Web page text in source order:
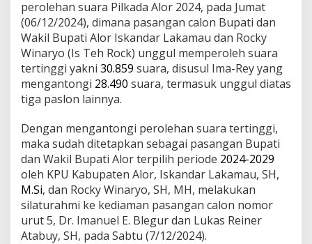
perolehan suara Pilkada Alor 2024, pada Jumat
(06/12/2024), dimana pasangan calon Bupati dan
Wakil Bupati Alor Iskandar Lakamau dan Rocky
Winaryo (Is Teh Rock) unggul memperoleh suara
tertinggi yakni 30.859 suara, disusul Ima-Rey yang
mengantongi 28.490 suara, termasuk unggul diatas
tiga paslon lainnya.
Dengan mengantongi perolehan suara tertinggi,
maka sudah ditetapkan sebagai pasangan Bupati
dan Wakil Bupati Alor terpilih periode 2024-2029
oleh KPU Kabupaten Alor, Iskandar Lakamau, SH,
M.Si, dan Rocky Winaryo, SH, MH, melakukan
silaturahmi ke kediaman pasangan calon nomor
urut 5, Dr. Imanuel E. Blegur dan Lukas Reiner
Atabuy, SH, pada Sabtu (7/12/2024).